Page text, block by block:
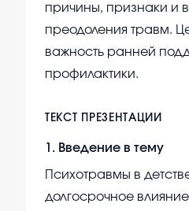
причины, признаки и
преодоления травм.
важность ранней
профилактики.
ТЕКСТ ПРЕЗЕНТАЦИИ
1 . Введение в тему
Психотравмы в
долгосрочное